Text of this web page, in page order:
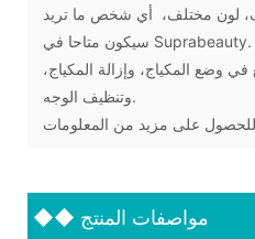
لون مختلف، أي شخص ما تريد
سيكون متاحا في Suprabeauty.
وضع المكياج، وإزالة المكياج،
وتنظيف الوجه.
◆◆ مواصفات المنتج